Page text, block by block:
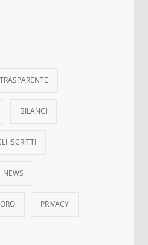
BILANCI
ISCRITTI
NEWS
PRIVACY